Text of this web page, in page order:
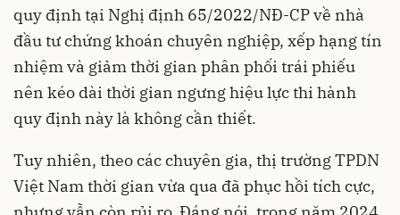
quy định tại Nghị định 65/2022/NĐ-CP về nhà
đầu tư chứng khoán chuyên nghiệp, xếp hạng tín
nhiệm và giảm thời gian phân phối trái phiếu
nên kéo dài thời gian ngưng hiệu lực thi hành
quy định này là không cần thiết.
Tuy nhiên, theo các chuyên gia, thị trường TPDN
Việt Nam thời gian vừa qua đã phục hồi tích cực,